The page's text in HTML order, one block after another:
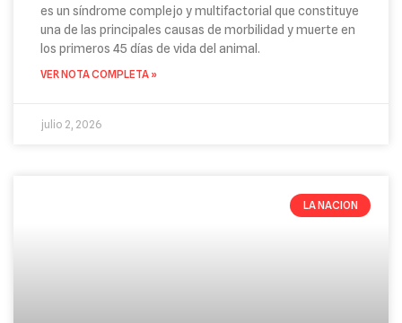
es un síndrome complejo y multifactorial que constituye
una de las principales causas de morbilidad y muerte en
los primeros 45 días de vida del animal.
VER NOTA COMPLETA »
julio 2, 2026
LA NACION